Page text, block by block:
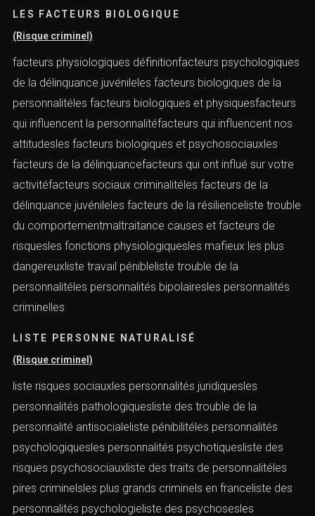
LES FACTEURS BIOLOGIQUE
(Risque criminel)
facteurs physiologiques définitionfacteurs psychologiques
de la délinquance juvénileles facteurs biologiques de la
personnalitéles facteurs biologiques et physiquesfacteurs
qui influencent la personnalitéfacteurs qui influencent nos
attitudesles facteurs biologiques et psychosociauxles
facteurs de la délinquancefacteurs qui ont influé sur votre
activitéfacteurs sociaux criminalitéles facteurs de la
délinquance juvénileles facteurs de la résilienceliste trouble
du comportementmaltraitance causes et facteurs de
risquesles fonctions physiologiquesles mafieux les plus
dangereuxliste travail pénibleliste trouble de la
personnalitéles personnalités bipolairesles personnalités
criminelles
LISTE PERSONNE NATURALISÉ
(Risque criminel)
liste risques sociauxles personnalités juridiquesles
personnalités pathologiquesliste des trouble de la
personnalité antisocialeliste pénibilitéles personnalités
psychologiquesles personnalités psychotiquesliste des
risques psychosociauxliste des traits de personnalitéles
pires criminelsles plus grands criminels en franceliste des
personnalités psychologieliste des psychosesles